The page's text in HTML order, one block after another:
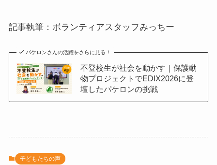
記事執筆：ボランティアスタッフみっちー
パケロンさんの活躍をさらに見る！
不登校生が社会を動かす｜保護動
物プロジェクトでEDIX2026に登
壇したパケロンの挑戦
子どもたちの声